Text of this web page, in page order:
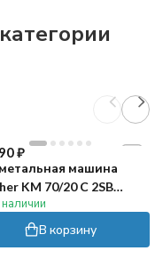
₽
машина
KM 70/20 C 2SB
В корзину